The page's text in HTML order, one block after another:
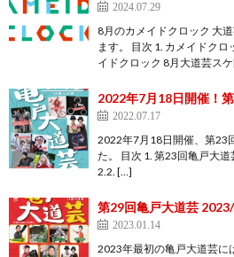
2024.07.29
8月のカメイドクロック 大
ます。 目次 1. カメイドク
イドクロック 8月大道芸ス
2022年7月18日開催！
2022.07.17
2022年7月18日開催、第23
た。 目次 1. 第23回亀戸大
2.2. […]
第29回亀戸大道芸
2023.01.14
2023年最初の亀戸大道芸に